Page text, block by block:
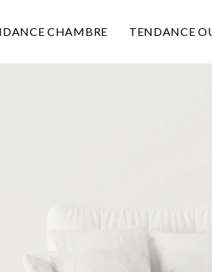
CHAMBRE TENDANCE